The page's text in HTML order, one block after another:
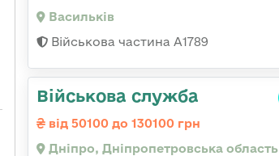
Васильків
Військова частина А1789
Військова служба
від 50100 до 130100 грн
Дніпро, Дніпропетровська область